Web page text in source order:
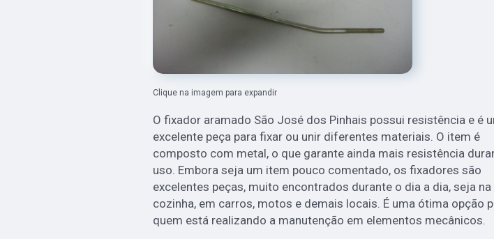
Clique na imagem para expandir
O fixador aramado São José dos Pinhais possui resistência e é
excelente peça para fixar ou unir diferentes materiais. O item é
composto com metal, o que garante ainda mais resistência
uso. Embora seja um item pouco comentado, os fixadores são
excelentes peças, muito encontrados durante o dia a dia, seja na
cozinha, em carros, motos e demais locais. É uma ótima opção
quem está realizando a manutenção em elementos mecânicos.